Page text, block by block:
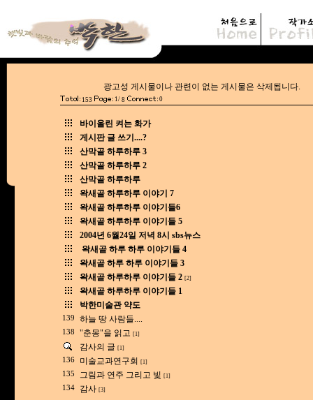
광고성 게시물이나 관련이 없는 게시물
153 1/ 8 0
바이올린 켜는 화가
게시판 글 쓰기....?
산막골 하루하루 3
산막골 하루하루 2
산막골 하루하루
왁새골 하루하루 이야기 7
왁새골 하루하루 이야기들6
왁새골 하루하루 이야기들 5
2004년 6월24일 저녁 8시 sbs뉴스
왁새골 하루 하루 이야기들 4
왁새골 하루 하루 이야기들 3
왁새골 하루하루 이야기들 2 [2]
왁새골 하루하루 이야기들 1
박한미술관 약도
139 하늘 땅 사람들....
138 "춘몽"을 읽고 [1]
감사의 글 [1]
136 미술교과연구회 [1]
135 그림과 연주 그리고 빛 [1]
134 감사 [3]